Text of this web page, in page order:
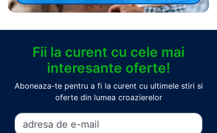
Fii la curent cu cele mai
interesante oferte!
Aboneaza-te pentru a fi la curent cu ultimele stiri si
oferte din lumea croazierelor